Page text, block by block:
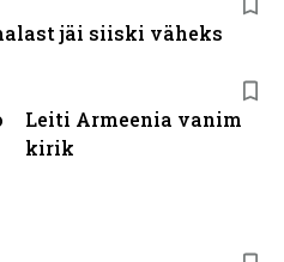
Leiti Armeenia vanim
kirik
jäi siiski väheks